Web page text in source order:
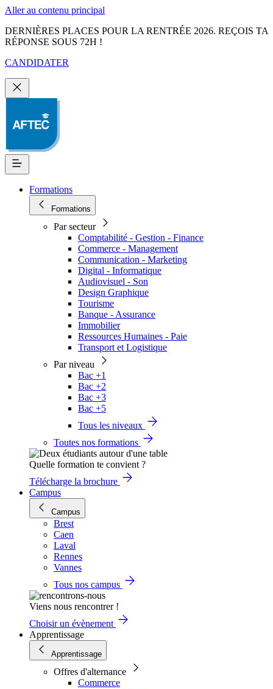
Aller au contenu principal
DERNIÈRES PLACES POUR LA RENTRÉE 2026. REÇOIS TA
RÉPONSE SOUS 72H !
CANDIDATER
Formations
Formations
Par secteur
Comptabilité - Gestion - Finance
Commerce - Management
Communication - Marketing
Digital - Informatique
Audiovisuel - Son
Design Graphique
Tourisme
Banque - Assurance
Immobilier
Ressources Humaines - Paie
Transport et Logistique
Par niveau
Bac +1
Bac +2
Bac +3
Bac +5
Tous les niveaux
Toutes nos formations
Quelle formation te convient ?
Télécharge la brochure
Campus
Campus
Brest
Caen
Laval
Rennes
Vannes
Tous nos campus
Viens nous rencontrer !
Choisir un évènement
Apprentissage
Apprentissage
Offres d'alternance
Commerce